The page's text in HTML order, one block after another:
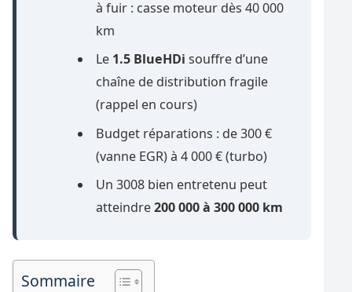
à fuir : casse moteur dès 40 000
km
Le 1.5 BlueHDi souffre d’une
chaîne de distribution fragile
(rappel en cours)
Budget réparations : de 300 €
(vanne EGR) à 4 000 € (turbo)
Un 3008 bien entretenu peut
atteindre200 000 à 300 000 km
Sommaire